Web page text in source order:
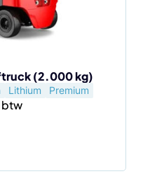
(2.000 kg)
Lithium Premium